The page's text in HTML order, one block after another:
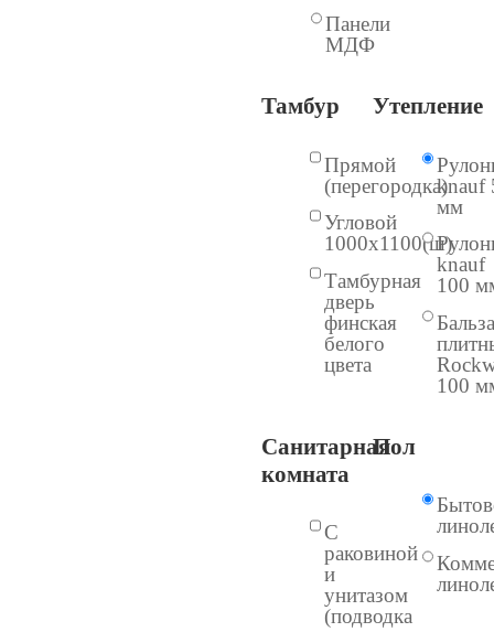
Панели
МДФ
Тамбур
Прямой
(перегородка)
Угловой
1000х1100(ш)
Тамбурная
дверь
финская
белого
цвета
Утепление
knauf
мм
knauf
100
100
Санитарная
комната
С
раковиной
и
унитазом
(подводка
Пол